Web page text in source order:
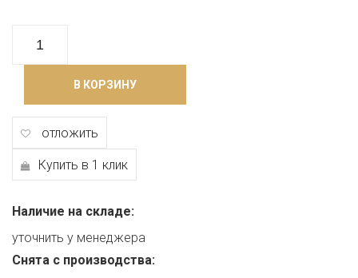
В КОРЗИНУ
отложить
Купить в 1 клик
Наличие на складе:
уточнить у менеджера
Снята с производства: